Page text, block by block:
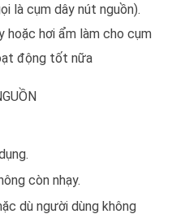
là cụm dây nút nguồn).
hoặc hơi ẩm làm cho cụm
động tốt nữa
còn nhạy.
dù người dùng không